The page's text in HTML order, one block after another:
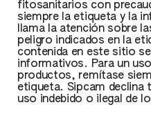
fitosanitarios con
siempre la etiqueta y la
llama la atención sobre
peligro indicados en la
contenida en este sitio
informativos. Para un
productos, remítase
etiqueta. Sipcam declina
uso indebido o ilegal de